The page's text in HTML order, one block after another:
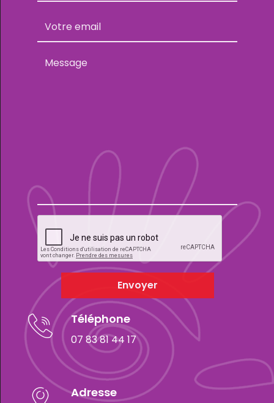
Envoyer
Téléphone
07 83 81 44 17
Adresse